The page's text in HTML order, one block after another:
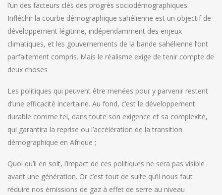
l’un des facteurs clés des progrès sociodémographiques.
Infléchir la courbe démographique sahélienne est un objectif de
développement légitime, indépendamment des enjeux
climatiques, et les gouvernements de la bande sahélienne l’ont
parfaitement compris. Mais le réalisme exige de tenir compte de
deux choses
Les politiques qui peuvent être menées pour y parvenir restent
d’une efficacité incertaine. Au fond, c’est le développement
durable comme tel, dans toute son exigence et sa complexité,
qui garantira la reprise ou l’accélération de la transition
démographique en Afrique ;
Quoi qu’il en soit, l’impact de ces politiques ne sera pas visible
avant une génération. Or c’est tout de suite qu’il nous faut
réduire nos émissions de gaz à effet de serre au niveau